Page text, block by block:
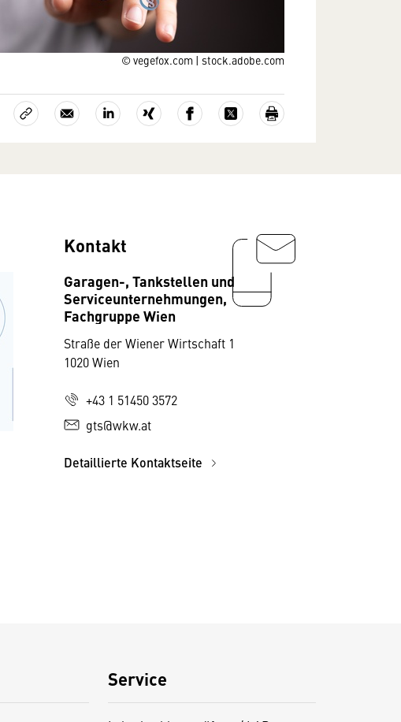
© vegefox.com | stock.adobe.com
Kontakt
Garagen-, Tankstellen und
Serviceunternehmungen,
Fachgruppe Wien
Straße der Wiener Wirtschaft 1
1020 Wien
+43 1 51450 3572
gts@wkw.at
Detaillierte Kontaktseite
Service